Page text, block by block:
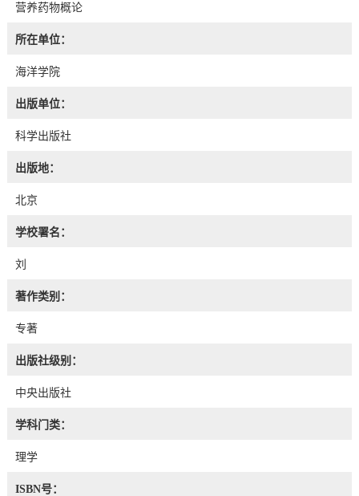
营养药物概论
所在单位：
海洋学院
出版单位：
科学出版社
出版地：
北京
学校署名：
刘
著作类别：
专著
出版社级别：
中央出版社
学科门类：
理学
ISBN号：